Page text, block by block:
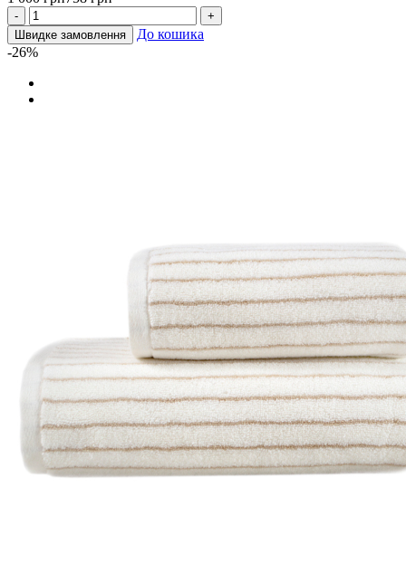
-
+
Швидке замовлення
До кошика
-26%